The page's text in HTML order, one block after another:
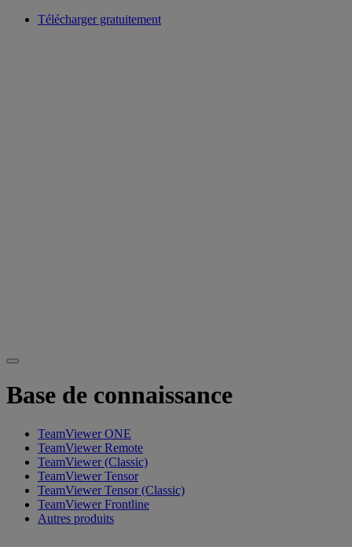
Télécharger gratuitement
Base de connaissance
TeamViewer ONE
TeamViewer Remote
TeamViewer (Classic)
TeamViewer Tensor
TeamViewer Tensor (Classic)
TeamViewer Frontline
Autres produits